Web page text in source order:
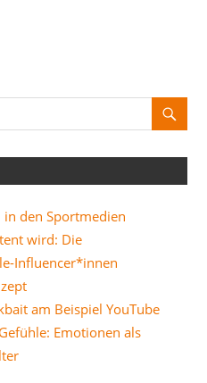
den Sportmedien
wird: Die
Influencer*innen
am Beispiel YouTube
Emotionen als